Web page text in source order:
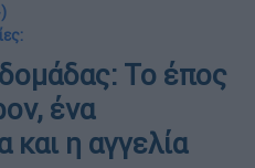
Το έπος
ένα
και η αγγελία